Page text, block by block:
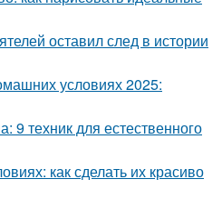
оставил след в истории
условиях 2025:
9 техник для естественного
как сделать их красиво